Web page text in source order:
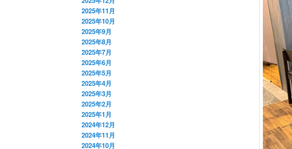
2025年11月
2025年10月
2025年9月
2025年8月
2025年7月
2025年6月
2025年5月
2025年4月
2025年3月
2025年2月
2025年1月
2024年12月
2024年11月
2024年10月